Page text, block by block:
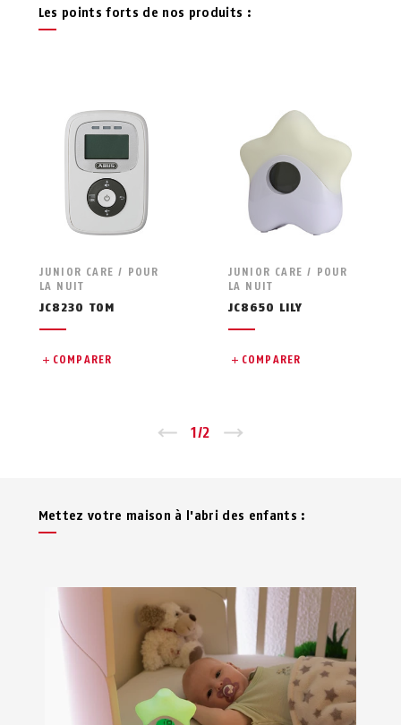
Les points forts de nos produits :
JUNIOR CARE / POUR
LA NUIT
JC8230 TOM
COMPARER
JUNIOR CARE / POUR
LA NUIT
JC8650 LILY
COMPARER
Zurück
1 /2
Mettez votre maison à l'abri des enfants :